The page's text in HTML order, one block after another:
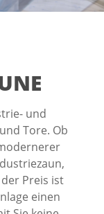
und
Tore. Ob
Preis ist
einen